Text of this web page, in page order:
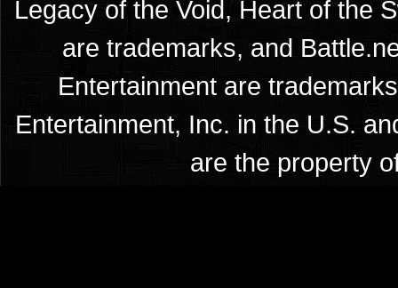
Legacy of the Void, Heart of the
are trademarks, and
Entertainment are
Entertainment, Inc. in the U.S.
are the property